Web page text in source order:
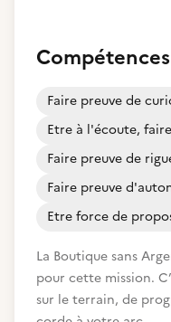
Faire preuve de
Etre à l'écoute,
Faire preuve de
Faire preuve
Etre force de
La Boutique sans
pour cette mission.
sur le terrain, de